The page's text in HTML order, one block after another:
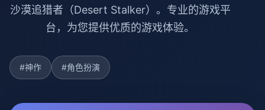
沙漠追猎者（Desert Stalker）。专业的游戏平
台，为您提供优质的游戏体验。
#神作 #角色扮演